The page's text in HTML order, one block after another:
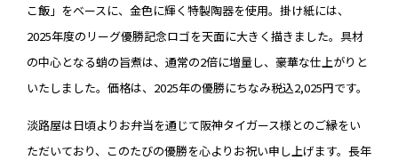
こ飯」をベースに、金色に輝く特製陶器を使用。掛け紙には、
2025年度のリーグ優勝記念ロゴを天面に大きく描きました。具材
の中心となる蛸の旨煮は、通常の2倍に増量し、豪華な仕上がりと
いたしました。価格は、2025年の優勝にちなみ税込2,025円です。
淡路屋は日頃よりお弁当を通じて阪神タイガース様とのご縁をい
ただいており、このたびの優勝を心よりお祝い申し上げます。長年